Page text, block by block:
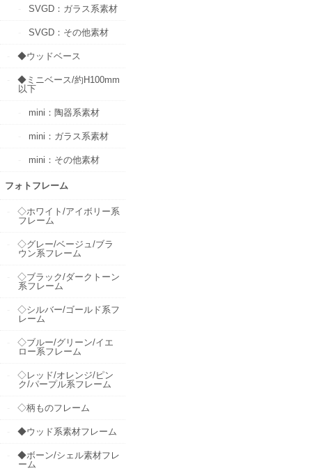
SVGD：ガラス系素材
SVGD：その他素材
◆ウッドベース
◆ミニベース/約H100mm
以下
mini：陶器系素材
mini：ガラス系素材
mini：その他素材
フォトフレーム
◇ホワイト/アイボリー系
フレーム
◇グレー/ベージュ/ブラ
ウン系フレーム
◇ブラック/ダークトーン
系フレーム
◇シルバー/ゴールド系フ
レーム
◇ブルー/グリーン/イエ
ロー系フレーム
◇レッド/オレンジ/ピン
ク/パープル系フレーム
◇柄ものフレーム
◆ウッド系素材フレーム
◆ボーン/シェル素材フレ
ーム